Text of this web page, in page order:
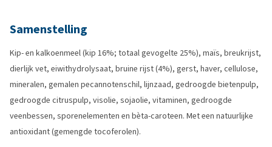
Samenstelling
Kip- en kalkoenmeel (kip 16%; totaal gevogelte 25%), maïs, breukrijst,
dierlijk vet, eiwithydrolysaat, bruine rijst (4%), gerst, haver, cellulose,
mineralen, gemalen pecannotenschil, lijnzaad, gedroogde bietenpulp,
gedroogde citruspulp, visolie, sojaolie, vitaminen, gedroogde
veenbessen, sporenelementen en bèta-caroteen. Met een natuurlijke
antioxidant (gemengde tocoferolen).